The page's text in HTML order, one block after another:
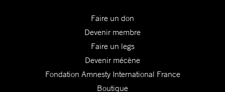
Faire un don
Devenir membre
Faire un legs
Devenir mécène
Fondation Amnesty International France
Boutique